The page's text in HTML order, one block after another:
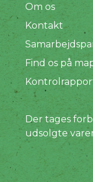
Om os
Kontakt
Find os på
Der tages
udsolgte